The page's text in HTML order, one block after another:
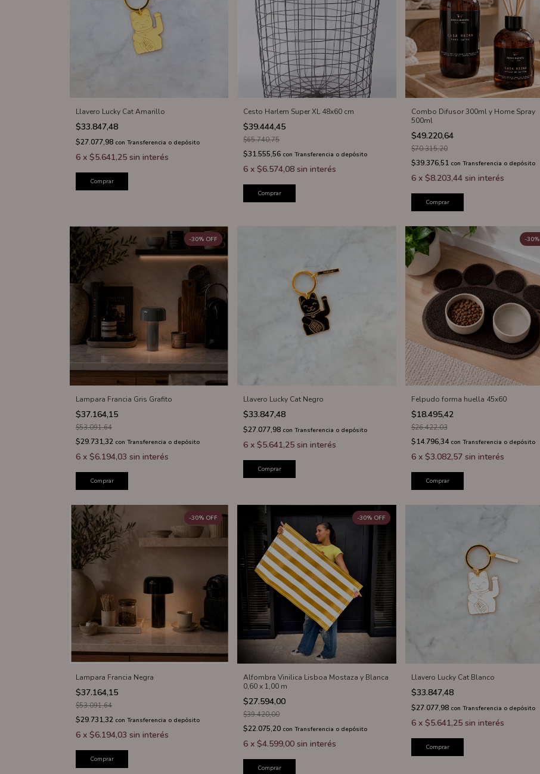
Llavero Lucky Cat Amarillo
$33.847,48
$27.077,98 con Transferencia o depósito
6 x $5.641,25 sin interés
Comprar
Cesto Harlem Super XL 48x60 cm
$39.444,45
$65.740,75
$31.555,56 con Transferencia o depósito
6 x$6.574,08 sin interés
Comprar
Combo Difusor 300ml y Home Spray
500ml
$49.220,64
$70.315,20
$39.376,51 con Transferencia o depósito
6 x $8.203,44 sin interés
Comprar
Lampara Francia Gris Grafito
$37.164,15
-30% OFF
$53.091,64
$29.731,32 con Transferencia o depósito
6 x $6.194,03 sin interés
Comprar
Llavero Lucky Cat Negro
$33.847,48
$27.077,98 con Transferencia o depósito
6 x$5.641,25 sin interés
Comprar
Felpudo forma huella 45x60
$18.495,42
-30%
$26.422,03
$14.796,34 con Transferencia o depósito
6 x $3.082,57 sin interés
Comprar
Lampara Francia Negra
$37.164,15
-30% OFF
$53.091,64
$29.731,32 con Transferencia o depósito
6 x $6.194,03 sin interés
Comprar
Alfombra Vinilica Lisboa Mostaza y Blanca
0,60 x 1,00 m
$27.594,00
-30% OFF
$39.420,00
$22.075,20 con Transferencia o depósito
6 x$4.599,00 sin interés
Comprar
Llavero Lucky Cat Blanco
$33.847,48
$27.077,98 con Transferencia o depósito
6 x $5.641,25 sin interés
Comprar